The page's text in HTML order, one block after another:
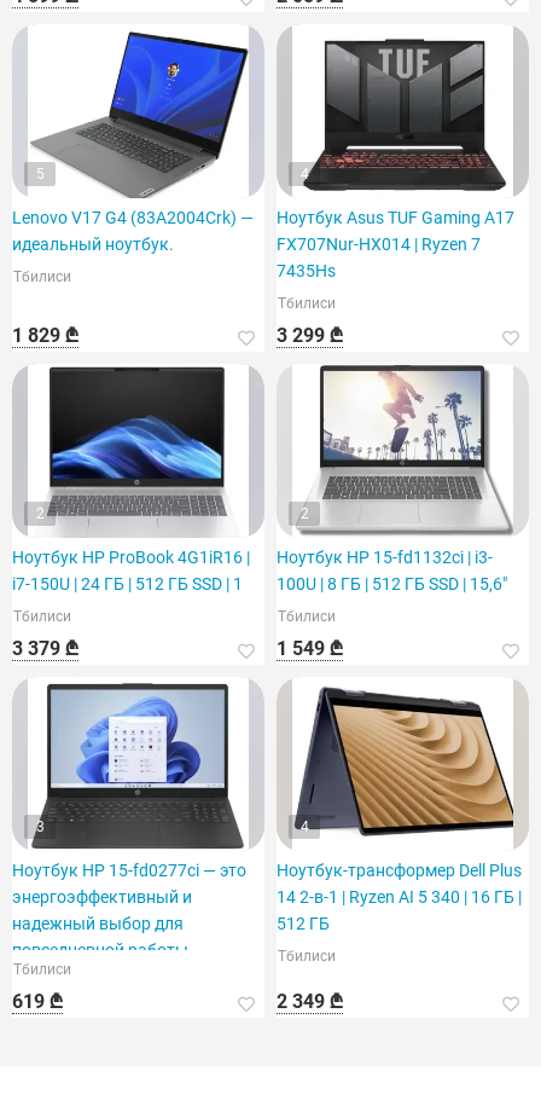
5
Lenovo V17 G4 (83A2004Crk) —
идеальный ноутбук.
Тбилиси
1 829 ₾
4
Ноутбук Asus TUF Gaming A17
FX707Nur-HX014 | Ryzen 7
7435Hs
Тбилиси
3 299 ₾
2
Ноутбук HP ProBook 4G1iR16 |
i7-150U | 24 ГБ | 512 ГБ SSD | 1
Тбилиси
3 379 ₾
2
Ноутбук HP 15-fd1132ci | i3-
100U | 8 ГБ | 512 ГБ SSD | 15,6"
Тбилиси
1 549 ₾
3
Ноутбук HP 15-fd0277ci — это
энергоэффективный и
надежный выбор для
повседневной работы.
Тбилиси
619 ₾
4
Ноутбук-трансформер Dell Plus
14 2-в-1 | Ryzen AI 5 340 | 16 ГБ |
512 ГБ
Тбилиси
2 349 ₾